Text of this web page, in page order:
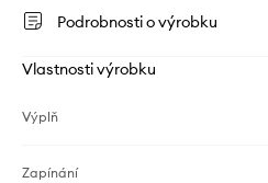
Podrobnosti o výrobku
Vlastnosti výrobku
Výplň
Zapínání